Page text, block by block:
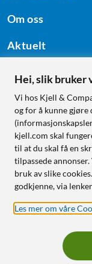
Om oss
Aktuelt
Følg oss
Handle fra:
Sverige
Norge
Hei, slik bruker
Vi hos Kjell &
og for å kunne
kjell.com skal
til at du skal få en
tilpassede
bruk av slike
godkjenne, via
Les mer om våre